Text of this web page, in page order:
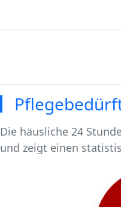
Die häusliche 24
und zeigt einen
In Neckarsulm leben
Von diesen 26431
Ca. 258 dieser
Der Großteil der